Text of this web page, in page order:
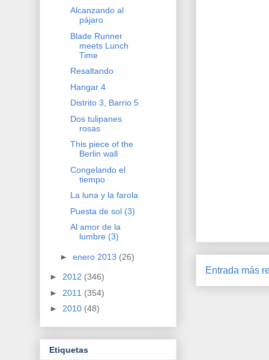
Entrada más
Alcanzando al
pájaro
Blade Runner
meets Lunch
Time
Resaltando
Hangar 4
Distrito 3, Barrio 5
Dos tulipanes
rosas
This piece of the
Berlin wall
Congelando el
tiempo
La luna y la farola
Puesta de sol (3)
Al amor de la
lumbre (3)
► enero 2013 (26)
► 2012 (346)
► 2011 (354)
► 2010 (48)
Etiquetas